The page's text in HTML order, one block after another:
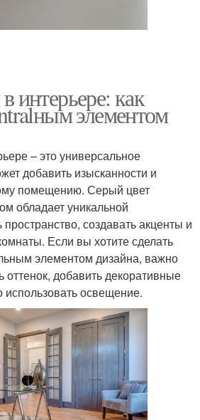
интерьере: как
элементом
– это универсальное
добавить изысканности и
помещению. Серый цвет
обладает уникальной
создавать акценты и
Если вы хотите сделать
элементом дизайна, важно
оттенок, добавить декоративные
освещение.